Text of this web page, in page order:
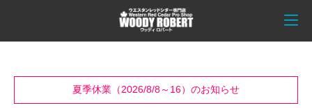
夏季休業（2026/8/8～16）のお知らせ